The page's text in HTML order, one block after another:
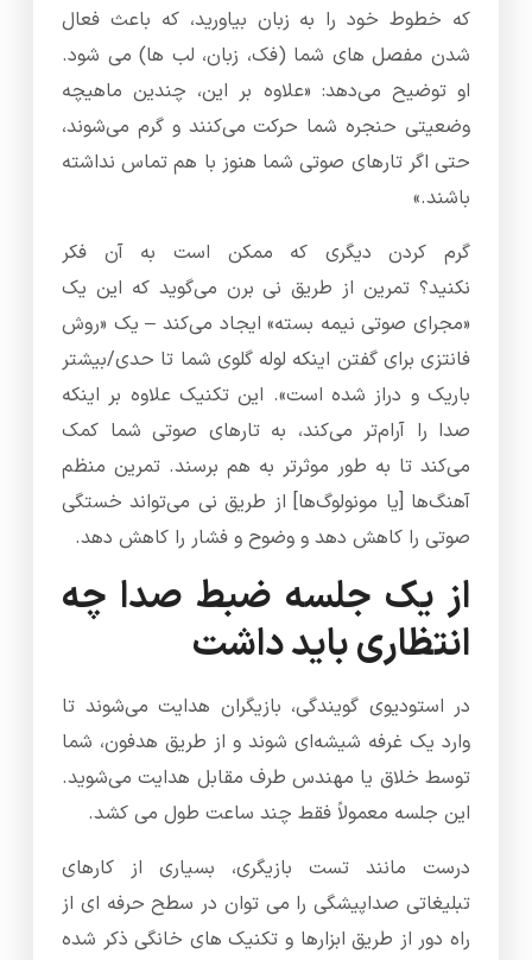
که خطوط خود را به زبان بیاورید، که باعث فعال
شدن مفصل های شما (فک، زبان، لب ها) می شود.
او توضیح می‌دهد: «علاوه بر این، چندین ماهیچه
وضعیتی حنجره شما حرکت می‌کنند و گرم می‌شوند،
حتی اگر تارهای صوتی شما هنوز با هم تماس نداشته
باشند.»
گرم کردن دیگری که ممکن است به آن فکر
نکنید؟ تمرین از طریق نی برن می‌گوید که این یک
«مجرای صوتی نیمه بسته» ایجاد می‌کند – یک «روش
فانتزی برای گفتن اینکه لوله گلوی شما تا حدی/بیشتر
باریک و دراز شده است». این تکنیک علاوه بر اینکه
صدا را آرام‌تر می‌کند، به تارهای صوتی شما کمک
می‌کند تا به طور موثرتر به هم برسند. تمرین منظم
آهنگ‌ها [یا مونولوگ‌ها] از طریق نی می‌تواند خستگی
صوتی را کاهش دهد و وضوح و فشار را کاهش دهد.
از یک جلسه ضبط صدا چه
انتظاری باید داشت
در استودیوی گویندگی، بازیگران هدایت می‌شوند تا
وارد یک غرفه شیشه‌ای شوند و از طریق هدفون، شما
توسط خلاق یا مهندس طرف مقابل هدایت می‌شوید.
این جلسه معمولاً فقط چند ساعت طول می کشد.
درست مانند تست بازیگری، بسیاری از کارهای
تبلیغاتی صداپیشگی را می توان در سطح حرفه ای از
راه دور از طریق ابزارها و تکنیک های خانگی ذکر شده